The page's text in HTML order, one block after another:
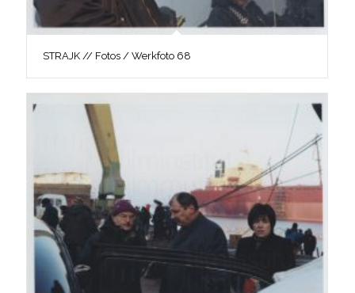
STRAJK // Fotos / Werkfoto 68